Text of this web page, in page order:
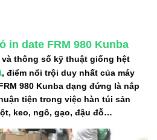
in date FRM 980 Kunba
thông số kỹ thuật giống hệt
, điểm nổi trội duy nhất của máy
980 Kunba dạng đứng là nắp
tiện trong việc hàn túi sản
keo, ngô, gạo, đậu đỗ…